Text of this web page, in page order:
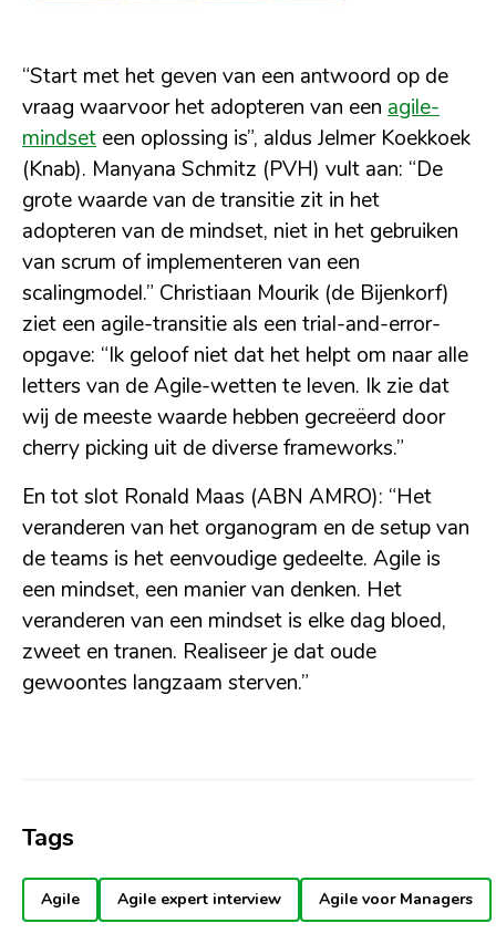
“Start met het geven van een antwoord op de
vraag waarvoor het adopteren van een agile-
mindset een oplossing is”, aldus Jelmer Koekkoek
(Knab). Manyana Schmitz (PVH) vult aan: “De
grote waarde van de transitie zit in het
adopteren van de mindset, niet in het gebruiken
van scrum of implementeren van een
scalingmodel.” Christiaan Mourik (de Bijenkorf)
ziet een agile-transitie als een trial-and-error-
opgave: “Ik geloof niet dat het helpt om naar alle
letters van de Agile-wetten te leven. Ik zie dat
wij de meeste waarde hebben gecreëerd door
cherry picking uit de diverse frameworks.”
En tot slot Ronald Maas (ABN AMRO): “Het
veranderen van het organogram en de setup van
de teams is het eenvoudige gedeelte. Agile is
een mindset, een manier van denken. Het
veranderen van een mindset is elke dag bloed,
zweet en tranen. Realiseer je dat oude
gewoontes langzaam sterven.”
Tags
Agile Agile expert interview Agile voor Managers